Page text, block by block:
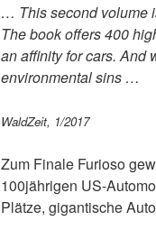
… This second volume
The book offers 400
an affinity for cars. And
environmental sins …
WaldZeit, 1/2017
Zum Finale Furioso
100jährigen US-
Plätze, gigantische